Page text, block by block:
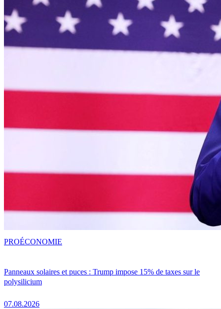
Panneaux solaires et puces : Trump impose 15% de taxes sur le
polysilicium
07.08.2026
PROÉCONOMIE